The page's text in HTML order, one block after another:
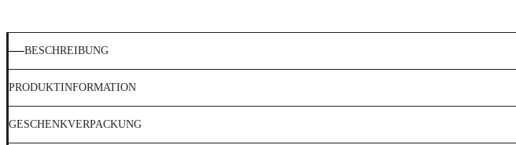
BESCHREIBUNG
PRODUKTINFORMATION
GESCHENKVERPACKUNG